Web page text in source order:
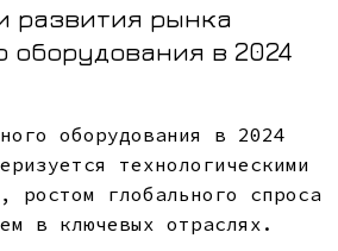
развития рынка
оборудования в 2024
оборудования в 2024
технологическими
ростом глобального спроса
в ключевых отраслях.